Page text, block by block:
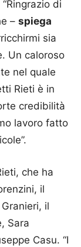
di
– spiega
sia
Un caloroso
nel quale
Rieti è in
credibilità
lavoro fatto
che ha
il
il
Sara
Casu. “I